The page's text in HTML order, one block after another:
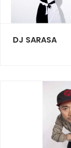
DJ SARASA